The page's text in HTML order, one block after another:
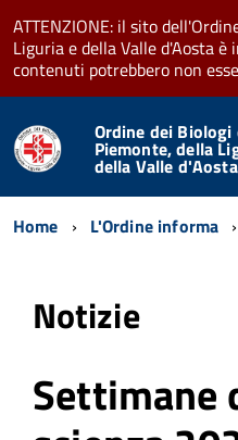
ATTENZIONE: il sito
Liguria e della Valle d'Aosta
contenuti potrebbero non
Ordine dei Biologi
Piemonte, della
della Valle d'Aosta
Home L'Ordine informa
Notizie
Settimane